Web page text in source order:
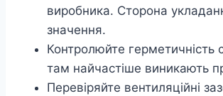
виробника. Сторона
значення.
Контролюйте герметичність
там найчастіше виникають
Перевіряйте вентиляційні